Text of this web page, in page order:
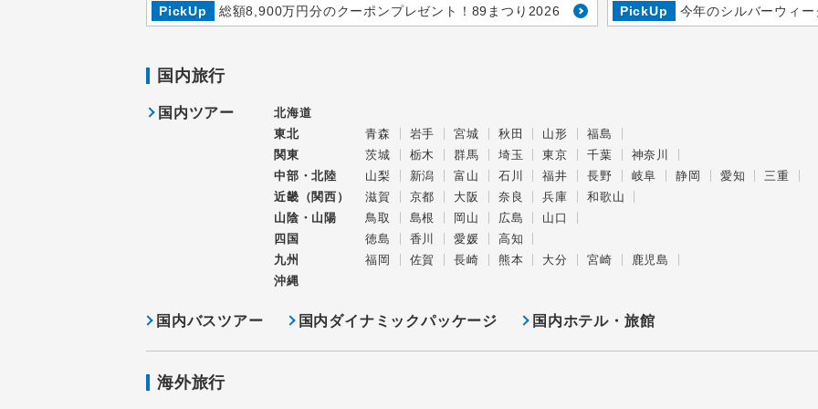
PickUp 総額8,900万円分のクーポンプレゼント！89まつり2026 PickUp 今年のシルバーウィー
国内旅行
国内ツアー
北海道
東北
青森 岩手 宮城 秋田 山形
福島
関東
茨城 栃木 群馬 埼玉 東京 千葉
神奈川
中部・北陸
山梨 新潟 富山 石川 福井 長野 岐阜 静岡 愛知
三重
近畿（関西）
滋賀 京都 大阪 奈良 兵庫
和歌山
山陰・山陽
鳥取 島根 岡山 広島
山口
四国
徳島 香川 愛媛
高知
九州
福岡 佐賀 長崎 熊本 大分 宮崎
鹿児島
沖縄
国内バスツアー 国内ダイナミックパッケージ 国内ホテル・旅館
海外旅行